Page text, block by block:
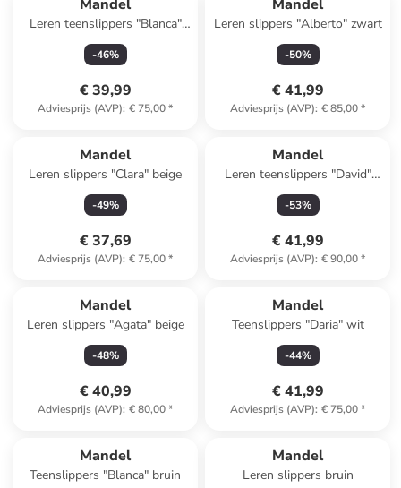
Mandel
Leren teenslippers "Blanca"
beige
-46%
€ 39,99
Adviesprijs (AVP): € 75,00*
Mandel
Leren slippers "Alberto" zwart
-50%
€ 41,99
Adviesprijs (AVP): € 85,00*
Mandel
Leren slippers "Clara" beige
-49%
€ 37,69
Adviesprijs (AVP): € 75,00*
Mandel
Leren teenslippers "David"
lichtblauw
-53%
€ 41,99
Adviesprijs (AVP): € 90,00*
Mandel
Leren slippers "Agata" beige
-48%
€ 40,99
Adviesprijs (AVP): € 80,00*
Mandel
Teenslippers "Daria" wit
-44%
€ 41,99
Adviesprijs (AVP): € 75,00*
Mandel
Teenslippers "Blanca" bruin
Mandel
Leren slippers bruin